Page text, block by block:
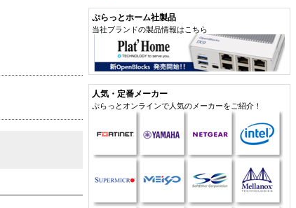
ぷらっとホーム社製品
当社ブランドの製品情報はこちら
人気・定番メーカー
ぷらっとオンラインで人気のメーカーをご紹介！